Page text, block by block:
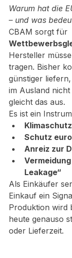
Warum hat die
– und was
CBAM sorgt für
Hersteller
tragen. Bisher
günstiger
im Ausland nicht
gleicht das aus.
Es ist ein
Schutz
Anreiz zur
Leakage“
Als Einkäufer
Einkauf ein
Produktion wird
heute genauso
oder Lieferzeit.